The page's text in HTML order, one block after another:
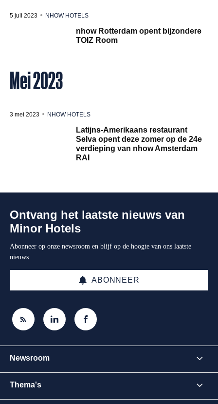
5 juli 2023 NHOW HOTELS
nhow Rotterdam opent bijzondere
TOIZ Room
Mei 2023
3 mei 2023 NHOW HOTELS
Latijns-Amerikaans restaurant
Selva opent deze zomer op de 24e
verdieping van nhow Amsterdam
RAI
Ontvang het laatste nieuws van
Minor Hotels
Abonneer op onze newsroom en blijf op de hoogte van ons laatste
nieuws.
ABONNEER
Newsroom
Thema's